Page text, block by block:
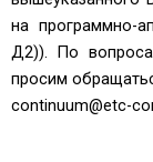
на программно-
Д2)). По
просим
сontinuum@etc-